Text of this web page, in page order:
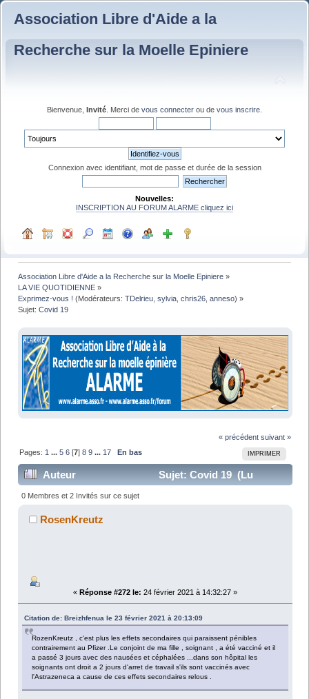
Association Libre d'Aide a la
Recherche sur la Moelle Epiniere
Bienvenue, Invité . Merci de vous connecter ou de vous inscrire
Connexion avec identifiant, mot de passe et durée de la session
Nouvelles:
INSCRIPTION AU FORUM ALARME cliquez ici
Association Libre d'Aide a la Recherche sur la Moelle Epiniere »
LA VIE QUOTIDIENNE »
Exprimez-vous ! (Modérateurs:TDelrieu ,sylvia ,chris26 ,anneso) »
Sujet:Covid 19
« précédent suivant »
IMPRIMER
Pages: 1 ...5 6 [7]8 9 ... 17 En bas
Auteur
Sujet: Covid 19 (Lu
245308 fois)
0 Membres et 2 Invités sur ce sujet
RosenKreutz
« Réponse #272 le: 24 février 2021 à 14:32:27 »
Citation de: Breizhfenua le 23 février 2021 à 20:13:09
RozenKreutz , c'est plus les effets secondaires qui paraissent pénibles
contrairement au Pfizer .Le conjoint de ma fille , soignant , a été vacciné et il
a passé 3 jours avec des nausées et céphalées ...dans son hôpital les
soignants ont droit a 2 jours d'arret de travail s'ils sont vaccinés avec
l'Astrazeneca a cause de ces effets secondaires relous .